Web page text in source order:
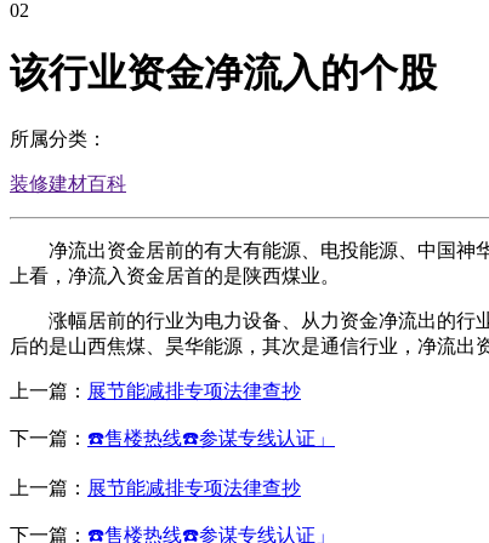
02
该行业资金净流入的个股
所属分类：
装修建材百科
净流出资金居前的有大有能源、电投能源、中国神华
上看，净流入资金居首的是陕西煤业。
涨幅居前的行业为电力设备、从力资金净流出的行业
后的是山西焦煤、昊华能源，其次是通信行业，净流出
上一篇： 展节能减排专项法律查抄
下一篇： ☎️售楼热线☎️参谋专线认证」
上一篇： 展节能减排专项法律查抄
下一篇： ☎️售楼热线☎️参谋专线认证」